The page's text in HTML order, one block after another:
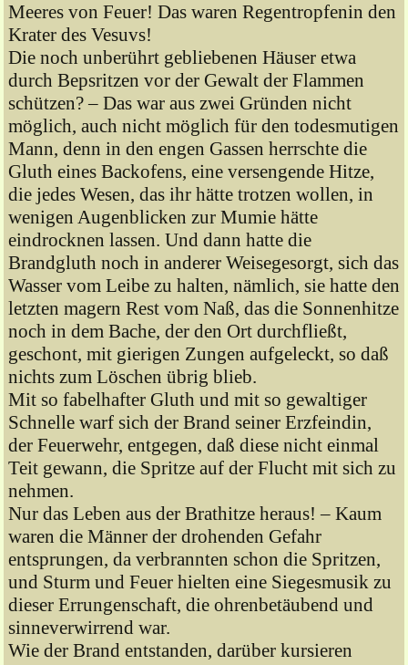
Meeres von Feuer! Das waren Regentropfenin den
Krater des Vesuvs!
Die noch unberührt gebliebenen Häuser etwa
durch Bepsritzen vor der Gewalt der Flammen
schützen? – Das war aus zwei Gründen nicht
möglich, auch nicht möglich für den todesmutigen
Mann, denn in den engen Gassen herrschte die
Gluth eines Backofens, eine versengende Hitze,
die jedes Wesen, das ihr hätte trotzen wollen, in
wenigen Augenblicken zur Mumie hätte
eindrocknen lassen. Und dann hatte die
Brandgluth noch in anderer Weisegesorgt, sich das
Wasser vom Leibe zu halten, nämlich, sie hatte den
letzten magern Rest vom Naß, das die Sonnenhitze
noch in dem Bache, der den Ort durchfließt,
geschont, mit gierigen Zungen aufgeleckt, so daß
nichts zum Löschen übrig blieb.
Mit so fabelhafter Gluth und mit so gewaltiger
Schnelle warf sich der Brand seiner Erzfeindin,
der Feuerwehr, entgegen, daß diese nicht einmal
Teit gewann, die Spritze auf der Flucht mit sich zu
nehmen.
Nur das Leben aus der Brathitze heraus! – Kaum
waren die Männer der drohenden Gefahr
entsprungen, da verbrannten schon die Spritzen,
und Sturm und Feuer hielten eine Siegesmusik zu
dieser Errungenschaft, die ohrenbetäubend und
sinneverwirrend war.
Wie der Brand entstanden, darüber kursieren